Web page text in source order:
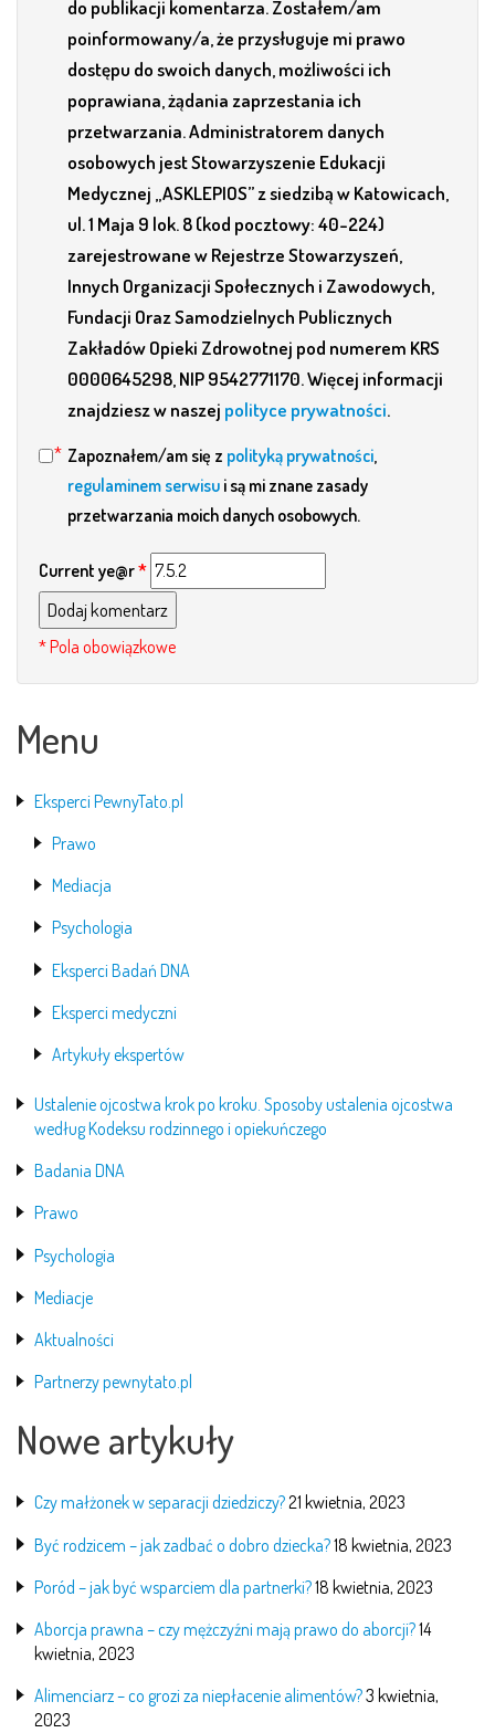
do publikacji komentarza. Zostałem/am
poinformowany/a, że przysługuje mi prawo
dostępu do swoich danych, możliwości ich
poprawiana, żądania zaprzestania ich
przetwarzania. Administratorem danych
osobowych jest Stowarzyszenie Edukacji
Medycznej „ASKLEPIOS” z siedzibą w Katowicach,
ul. 1 Maja 9 lok. 8 (kod pocztowy: 40-224)
zarejestrowane w Rejestrze Stowarzyszeń,
Innych Organizacji Społecznych i Zawodowych,
Fundacji Oraz Samodzielnych Publicznych
Zakładów Opieki Zdrowotnej pod numerem KRS
0000645298, NIP 9542771170. Więcej informacji
znajdziesz w naszej polityce prywatności.
Zapoznałem/am się z polityką prywatności
regulaminem serwisu i są mi znane zasady
przetwarzania moich danych osobowych.
Current ye@r*
Menu
Eksperci PewnyTato.pl
Prawo
Mediacja
Psychologia
Eksperci Badań DNA
Eksperci medyczni
Artykuły ekspertów
Ustalenie ojcostwa krok po kroku. Sposoby ustalenia ojcostwa
według Kodeksu rodzinnego i opiekuńczego
Badania DNA
Prawo
Psychologia
Mediacje
Aktualności
Partnerzy pewnytato.pl
Nowe artykuły
Czy małżonek w separacji dziedziczy?21 kwietnia, 2023
Być rodzicem – jak zadbać o dobro dziecka?18 kwietnia, 2023
Poród – jak być wsparciem dla partnerki?18 kwietnia, 2023
Aborcja prawna – czy mężczyźni mają prawo do aborcji?14
kwietnia, 2023
Alimenciarz – co grozi za niepłacenie alimentów?3 kwietnia,
2023